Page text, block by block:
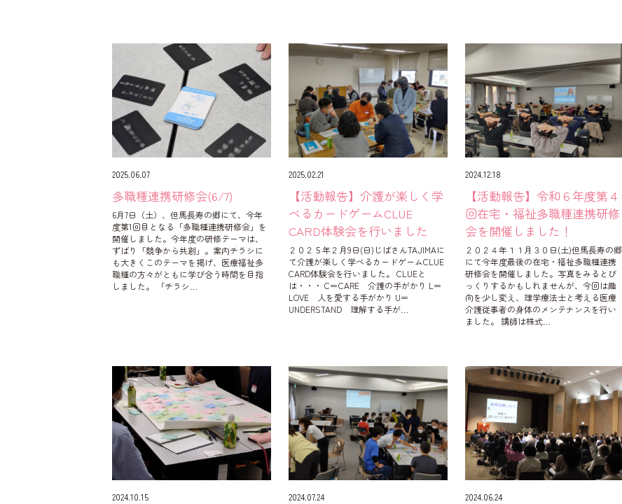
2025.06.07
多職種連携研修会(6/7)
6月7日（土）、但馬長寿の郷にて、今年
度第1回目となる「多職種連携研修会」を
開催しました。今年度の研修テーマは、
ずばり「競争から共創」。案内チラシに
も大きくこのテーマを掲げ、医療福祉多
職種の方々がともに学び合う時間を目指
しました。 「チラシ…
2025.02.21
【活動報告】介護が楽しく学
べるカードゲームCLUE
CARD体験会を行いました
２０２５年２月9日(日)じばさんTAJIMAに
て介護が楽しく学べるカードゲームCLUE
CARD体験会を行いました。 CLUEと
は・・・ C＝CARE 介護の手がかり L＝
LOVE 人を愛する手がかり U＝
UNDERSTAND 理解する手が…
2024.12.18
【活動報告】令和６年度第４
回在宅・福祉多職種連携研修
会を開催しました！
２０２４年１１月３０日(土)但馬長寿の郷
にて今年度最後の在宅・福祉多職種連携
研修会を開催しました。写真をみるとび
っくりするかもしれませんが、今回は趣
向を少し変え、理学療法士と考える医療
介護従事者の身体のメンテナンスを行い
ました。 講師は株式…
2024.10.15 2024.07.24 2024.06.24